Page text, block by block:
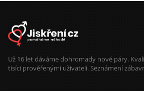
Už 16 let dáváme dohromady nové páry.
tisíci prověřenými uživateli. Seznámení